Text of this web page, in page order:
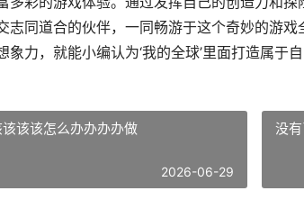
志同道合的伙伴，一同畅游于这个奇妙的游
象力，就能小编认为‘我的全球’里面打造属于自
该该怎么办办办办做
2026-06-29
没有